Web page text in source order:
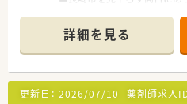
■土曜半日と日祝がお休みで
■平日のお休みは有給消化し
【従業員情報】
■薬剤師は2名在籍しておりま
詳細を見る
更新日： 2026/07/10 薬剤師求人ID